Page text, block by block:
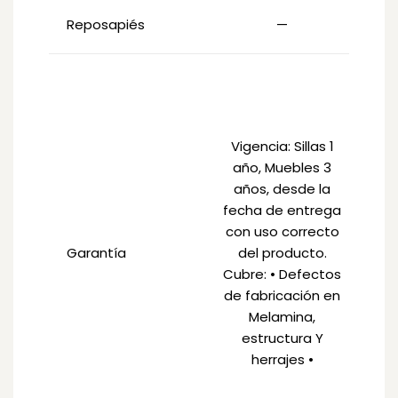
Reposapiés —
Garantía
Vigencia: Sillas 1
año, Muebles 3
años, desde la
fecha de entrega
con uso correcto
del producto.
Cubre: • Defectos
de fabricación en
Melamina,
estructura Y
herrajes •